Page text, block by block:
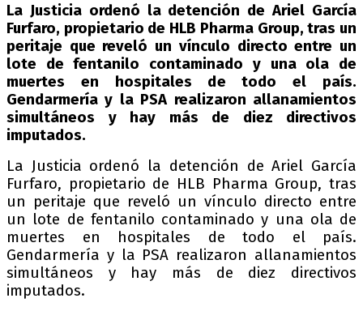
La Justicia ordenó la detención de Ariel García
Furfaro, propietario de HLB Pharma Group, tras un
peritaje que reveló un vínculo directo entre un
lote de fentanilo contaminado y una ola de
muertes en hospitales de todo el país.
Gendarmería y la PSA realizaron allanamientos
simultáneos y hay más de diez directivos
imputados.
La Justicia ordenó la detención de Ariel García
Furfaro, propietario de HLB Pharma Group, tras
un peritaje que reveló un vínculo directo entre
un lote de fentanilo contaminado y una ola de
muertes en hospitales de todo el país.
Gendarmería y la PSA realizaron allanamientos
simultáneos y hay más de diez directivos
imputados.